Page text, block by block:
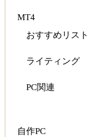
MT4
おすすめリスト
ライティング
PC関連
自作PC